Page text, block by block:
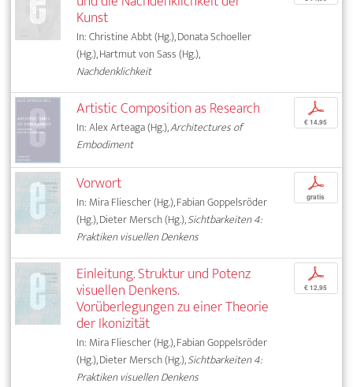
Kunst
In: Christine Abbt (Hg.), Donata Schoeller
(Hg.), Hartmut von Sass (Hg.),
Nachdenklichkeit
Artistic Composition as Research
In: Alex Arteaga (Hg.),Architectures of
Embodiment
p
€ 14,95
Vorwort
In: Mira Fliescher (Hg.), Fabian Goppelsröder
(Hg.), Dieter Mersch (Hg.),Sichtbarkeiten 4:
Praktiken visuellen Denkens
p
gratis
Einleitung. Struktur und Potenz
visuellen Denkens.
Vorüberlegungen zu einer Theorie
der Ikonizität
In: Mira Fliescher (Hg.), Fabian Goppelsröder
(Hg.), Dieter Mersch (Hg.),Sichtbarkeiten 4:
Praktiken visuellen Denkens
p
€ 12,95